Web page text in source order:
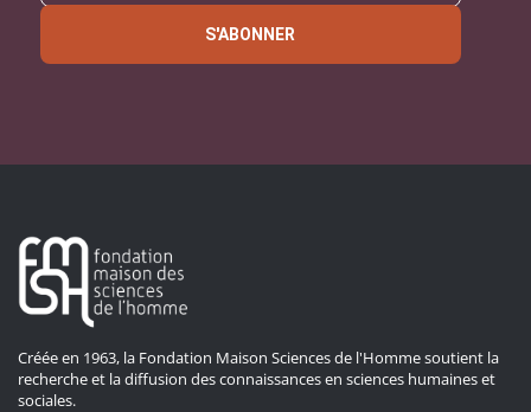
S'ABONNER
Créée en 1963, la Fondation Maison Sciences de l'Homme soutient la
recherche et la diffusion des connaissances en sciences humaines et
sociales.